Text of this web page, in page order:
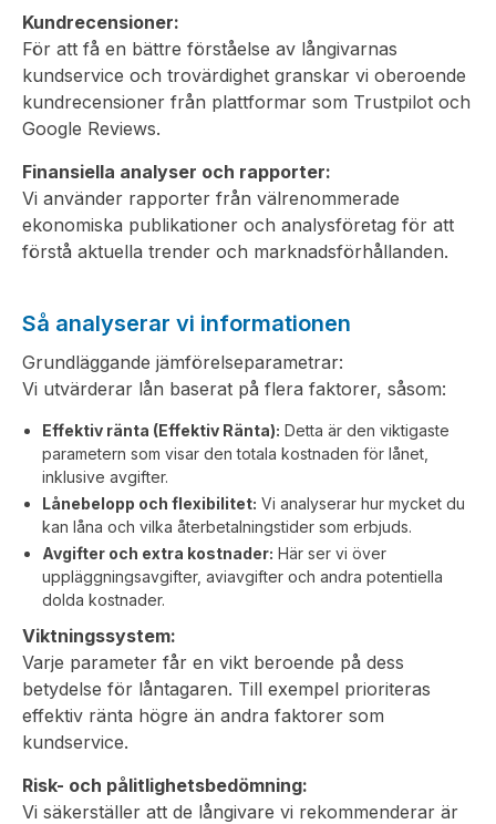
Kundrecensioner:
För att få en bättre förståelse av långivarnas
kundservice och trovärdighet granskar vi oberoende
kundrecensioner från plattformar som Trustpilot och
Google Reviews.
Finansiella analyser och rapporter:
Vi använder rapporter från välrenommerade
ekonomiska publikationer och analysföretag för att
förstå aktuella trender och marknadsförhållanden.
Så analyserar vi informationen
Grundläggande jämförelseparametrar:
Vi utvärderar lån baserat på flera faktorer, såsom:
Effektiv ränta (Effektiv Ränta): Detta är den viktigaste
parametern som visar den totala kostnaden för lånet,
inklusive avgifter.
Lånebelopp och flexibilitet: Vi analyserar hur mycket du
kan låna och vilka återbetalningstider som erbjuds.
Avgifter och extra kostnader: Här ser vi över
uppläggningsavgifter, aviavgifter och andra potentiella
dolda kostnader.
Viktningssystem:
Varje parameter får en vikt beroende på dess
betydelse för låntagaren. Till exempel prioriteras
effektiv ränta högre än andra faktorer som
kundservice.
Risk- och pålitlighetsbedömning:
Vi säkerställer att de långivare vi rekommenderar är